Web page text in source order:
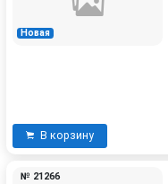
Новая
В корзину
№ 21266